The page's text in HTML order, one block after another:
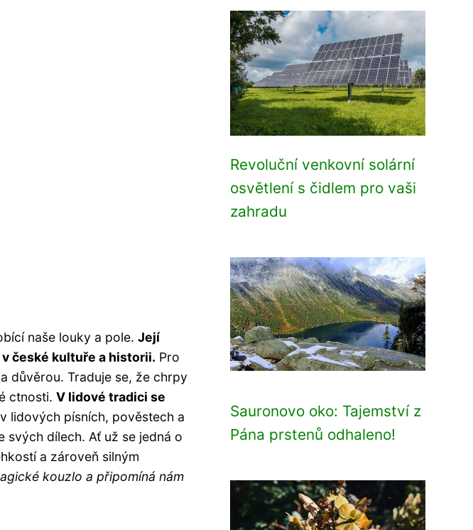
naše louky a pole. Její
české kultuře a historii. Pro
důvěrou. Traduje se, že chrpy
ctnosti. V lidové tradici se
lidových písních, pověstech a
svých dílech. Ať už se jedná o
a zároveň silným
kouzlo a připomíná nám
Revoluční venkovní solární
osvětlení s čidlem pro vaši
zahradu
Sauronovo oko: Tajemství z
Pána prstenů odhaleno!